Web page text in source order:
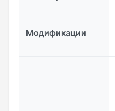
Модификации